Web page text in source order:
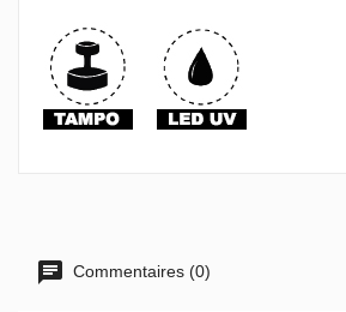
Commentaires (0)